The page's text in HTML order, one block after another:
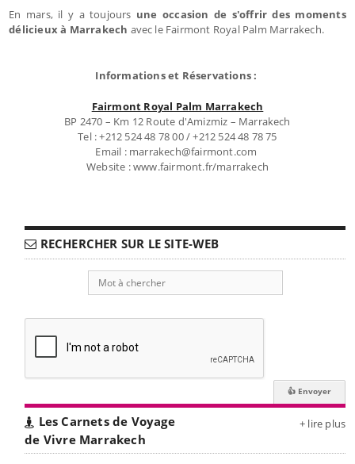
En mars, il y a toujours une occasion de s'offrir des moments
délicieux à Marrakech avec le Fairmont Royal Palm Marrakech.
Informations et Réservations :
Fairmont Royal Palm Marrakech
BP 2470 – Km 12 Route d'Amizmiz – Marrakech
Tel : +212 524 48 78 00 / +212 524 48 78 75
Email : marrakech@fairmont.com
Website : www.fairmont.fr/marrakech
RECHERCHER SUR LE SITE-WEB
Les Carnets de Voyage
de Vivre Marrakech
+ lire plus